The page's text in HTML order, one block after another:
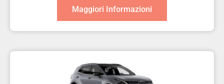
Maggiori Informazioni